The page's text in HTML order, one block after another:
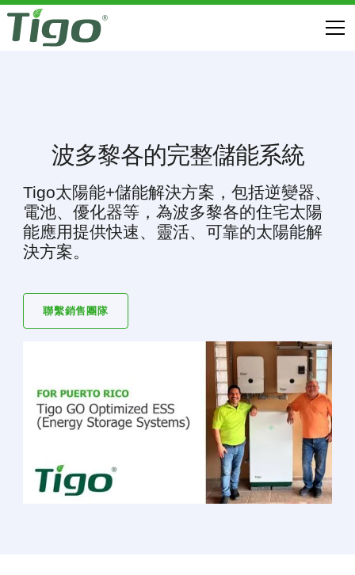
波多黎各的完整儲能系統
Tigo太陽能+儲能解決方案，包括逆變器、
電池、優化器等，為波多黎各的住宅太陽
能應用提供快速、靈活、可靠的太陽能解
決方案。
聯繫銷售團隊